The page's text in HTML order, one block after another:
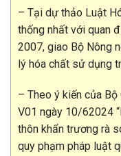
– Tại dự thảo Luật
thống nhất với quan
2007, giao Bộ Nông
lý hóa chất sử dụng
– Theo ý kiến của
V01 ngày 10/62024
thôn khẩn trương rà
quy phạm pháp luật